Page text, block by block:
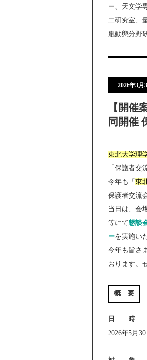
ー、天文学
二研究室、
胞動態分野
2026年3月
【開催
同開催
東北大学理
「保護者交
今年も「 東
保護者交流
当日は、会
等にて懇談
ーを実施い
今年も皆さ
おります。
概 要
日 時
2026年5月